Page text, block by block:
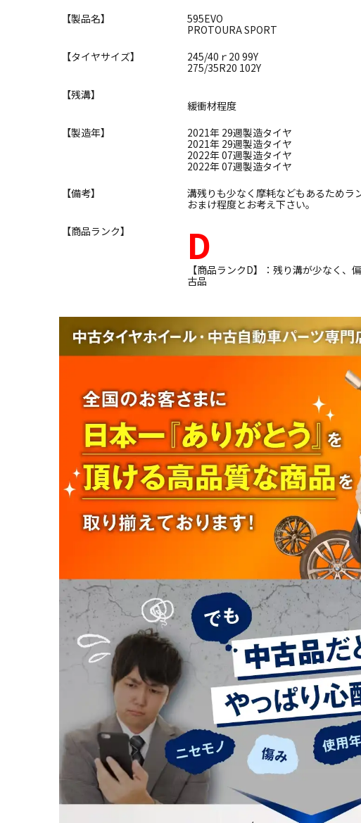
【製品名】
595EVO
PROTOURA SPORT
【タイヤサイズ】
245/40ｒ20 99Y
275/35R20 102Y
【残溝】
緩衝材程度
【製造年】
2021年 29週製造タイヤ
2021年 29週製造タイヤ
2022年 07週製造タイヤ
2022年 07週製造タイヤ
【備考】
溝残りも少なく摩耗などもあるためラ
おまけ程度とお考え下さい。
【商品ランク】
D
【商品ランクD】：残り溝が少なく
古品